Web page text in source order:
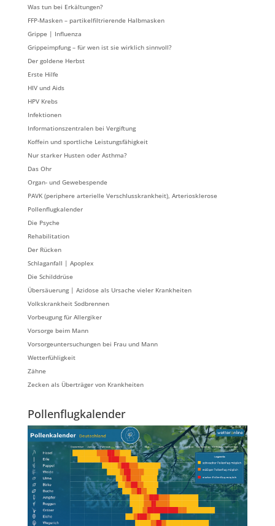
Was tun bei Erkältungen?
FFP-Masken – partikelfiltrierende Halbmasken
Grippe | Influenza
Grippeimpfung – für wen ist sie wirklich sinnvoll?
Der goldene Herbst
Erste Hilfe
HIV und Aids
HPV Krebs
Infektionen
Informationszentralen bei Vergiftung
Koffein und sportliche Leistungsfähigkeit
Nur starker Husten oder Asthma?
Das Ohr
Organ- und Gewebespende
PAVK (periphere arterielle Verschlusskrankheit), Arteriosklerose
Pollenflugkalender
Die Psyche
Rehabilitation
Der Rücken
Schlaganfall | Apoplex
Die Schilddrüse
Übersäuerung | Azidose als Ursache vieler Krankheiten
Volkskrankheit Sodbrennen
Vorbeugung für Allergiker
Vorsorge beim Mann
Vorsorgeuntersuchungen bei Frau und Mann
Wetterfühligkeit
Zähne
Zecken als Überträger von Krankheiten
Pollenflugkalender